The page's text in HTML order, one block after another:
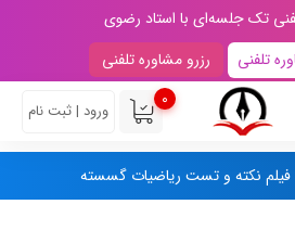
تک جلسه‌ای با استاد رضوی
تلفنی
رزرو مشاوره تلفنی
0
ورود | ثبت نام
نکته و تست ریاضیات گسسته